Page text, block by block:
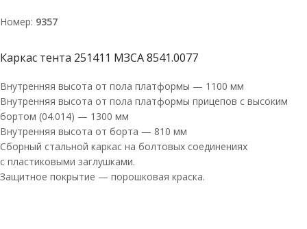
Номер: 9357
Каркас тента 251411 МЗСА 8541.0077
Внутренняя высота от пола платформы — 1100 мм
Внутренняя высота от пола платформы прицепов с высоким
бортом (04.014) — 1300 мм
Внутренняя высота от борта — 810 мм
Сборный стальной каркас на болтовых соединениях
с пластиковыми заглушками.
Защитное покрытие — порошковая краска.